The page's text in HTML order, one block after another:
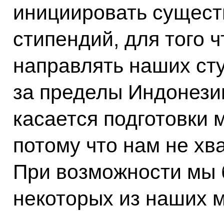
инициировать
стипендий, для того
направлять наших
за пределы
касается подготовки
потому что нам не
При возможности мы
некоторых из наших